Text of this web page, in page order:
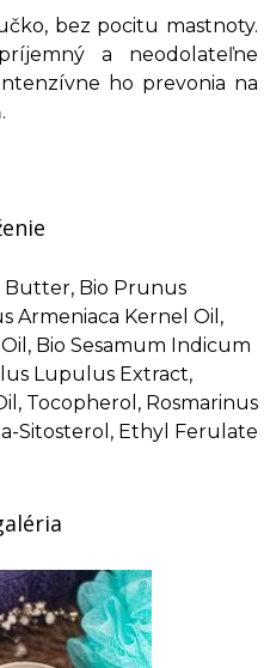
bez pocitu mastnoty.
a neodolateľne
ho prevonia na
Butter, Bio Prunus
Armeniaca Kernel Oil,
Bio Sesamum Indicum
Lupulus Extract,
Tocopherol, Rosmarinus
Sitosterol, Ethyl Ferulate